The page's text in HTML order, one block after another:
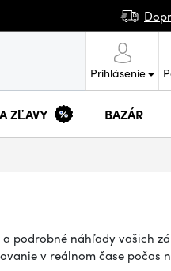
Prihlásenie
ZĽAVY BAZÁR
podrobné náhľady vašich
v reálnom čase počas